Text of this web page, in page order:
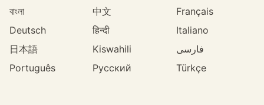
বাংলা
中文
Français
Deutsch
हिन्दी
Italiano
日本語
Kiswahili
فارسی
Português
Русский Türkçe